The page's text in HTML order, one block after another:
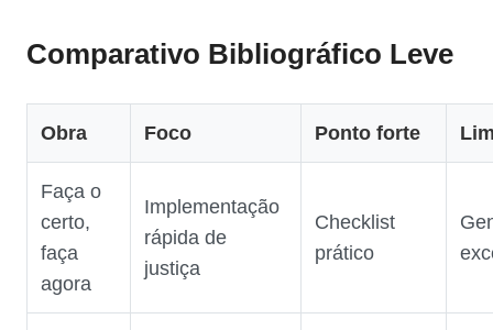
Comparativo Bibliográfico Leve
Obra Foco Ponto forte
Faça o
certo,
faça
agora
Implementação
rápida de
justiça
Checklist
prático